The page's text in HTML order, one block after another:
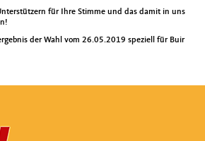
für Ihre Stimme und das damit in uns
der Wahl vom 26.05.2019 speziell für Buir